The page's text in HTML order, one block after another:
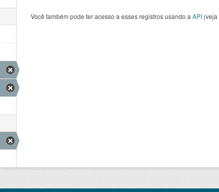
Você também pode ter acesso a esses registros usando a API (veja